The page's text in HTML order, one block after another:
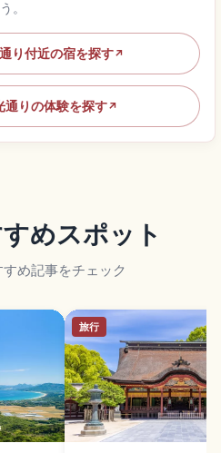
。
り付近の宿を探す↗
通りの体験を探す↗
めスポット
め記事をチェック
旅行